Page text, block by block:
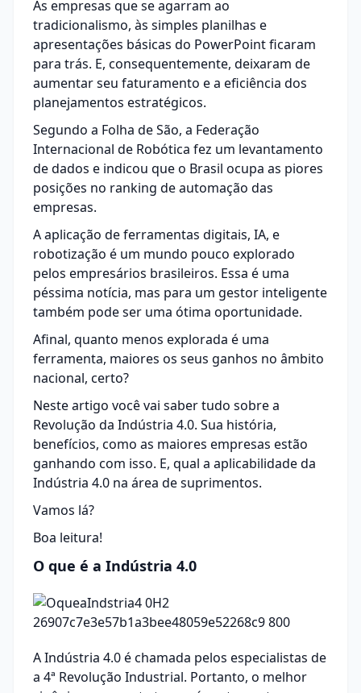
As empresas que se agarram ao
tradicionalismo, às simples planilhas e
apresentações básicas do PowerPoint ficaram
para trás. E, consequentemente, deixaram de
aumentar seu faturamento e a eficiência dos
planejamentos estratégicos.
Segundo a Folha de São, a Federação
Internacional de Robótica fez um levantamento
de dados e indicou que o Brasil ocupa as piores
posições no ranking de automação das
empresas.
A aplicação de ferramentas digitais, IA, e
robotização é um mundo pouco explorado
pelos empresários brasileiros. Essa é uma
péssima notícia, mas para um gestor inteligente
também pode ser uma ótima oportunidade.
Afinal, quanto menos explorada é uma
ferramenta, maiores os seus ganhos no âmbito
nacional, certo?
Neste artigo você vai saber tudo sobre a
Revolução da Indústria 4.0. Sua história,
benefícios, como as maiores empresas estão
ganhando com isso. E, qual a aplicabilidade da
Indústria 4.0 na área de suprimentos.
Vamos lá?
Boa leitura!
O que é a Indústria 4.0
A Indústria 4.0 é chamada pelos especialistas de
a 4ª Revolução Industrial. Portanto, o melhor